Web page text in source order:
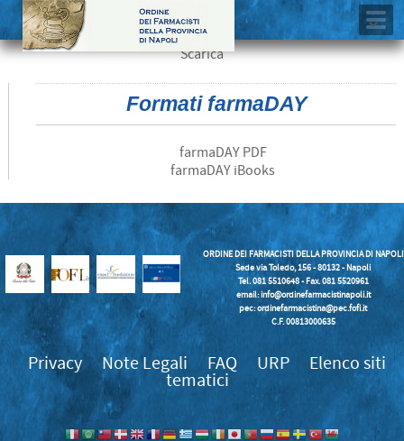
Scarica
Formati farmaDAY
farmaDAY PDF
farmaDAY iBooks
ORDINE DEI FARMACISTI DELLA PROVINCIA DI NAPOLI
Sede via Toledo, 156 - 80132 - Napoli
Tel. 081 5510648 - Fax. 081 5520961
email:info@ordinefarmacistinapoli.it
pec: ordinefarmacistina@pec.fofi.it
C.F. 00813000635
Privacy Note Legali FAQ URP
Elenco siti
tematici